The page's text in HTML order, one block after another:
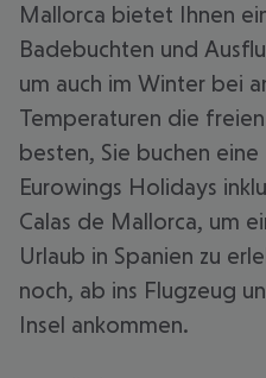
Mallorca bietet Ihnen
Badebuchten und
um auch im Winter bei
Temperaturen die
besten, Sie buchen eine
Eurowings Holidays
Calas de Mallorca, um
Urlaub in Spanien zu
noch, ab ins Flugzeug
Insel ankommen.